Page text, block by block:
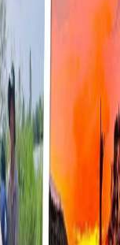
Terms of Service